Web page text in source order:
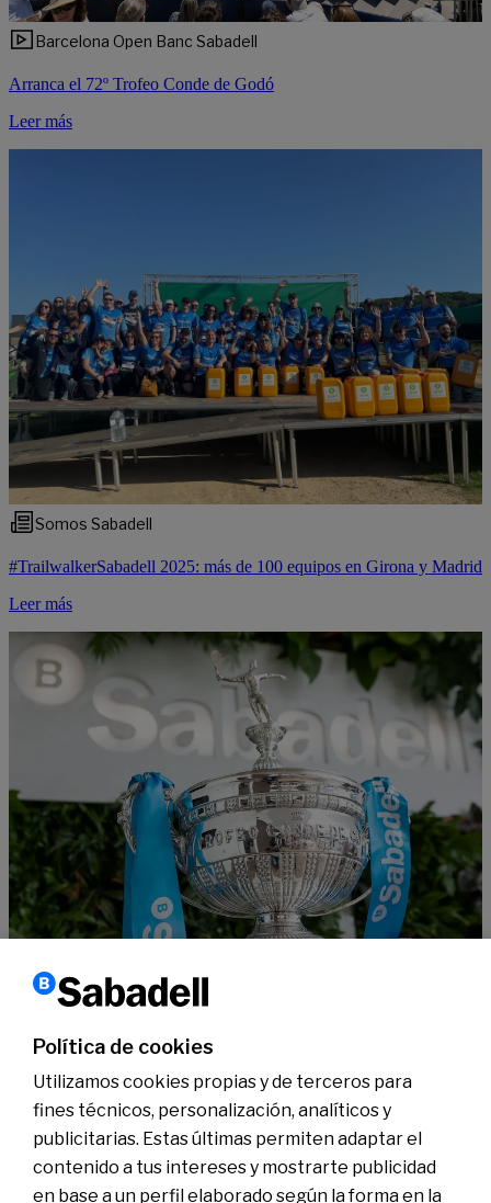
Barcelona Open Banc Sabadell
Arranca el 72º Trofeo Conde de Godó
Leer más
Somos Sabadell
#TrailwalkerSabadell 2025: más de 100 equipos en Girona y Madrid
Leer más
Gana entradas para la final del BCNOpenBS – Banco Sabadell
Leer más
Conócenos
Sala de Prensa
Actualidad
Política de cookies
Utilizamos cookies propias y de terceros para
fines técnicos, personalización, analíticos y
publicitarias. Estas últimas permiten adaptar el
contenido a tus intereses y mostrarte publicidad
en base a un perfil elaborado según la forma en la